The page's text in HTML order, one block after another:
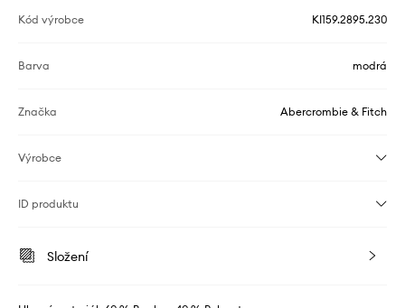
Kód výrobce KI159.2895.230
Barva modrá
Značka Abercrombie & Fitch
Výrobce
ID produktu
Složení